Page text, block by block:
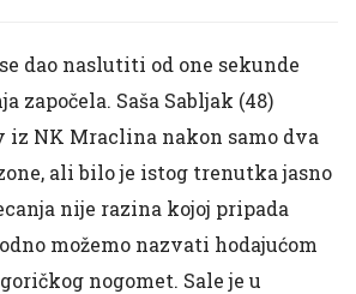
dao naslutiti od one sekunde
započela. Saša Sabljak (48)
iz NK Mraclina nakon samo dva
ali bilo je istog trenutka jasno
nije razina kojoj pripada
možemo nazvati hodajućom
nogomet. Sale je u